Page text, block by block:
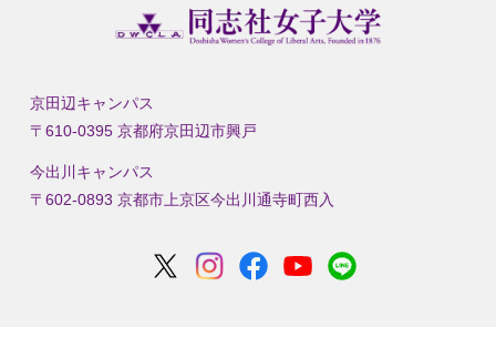
京田辺キャンパス
〒610-0395 京都府京田辺市興戸
今出川キャンパス
〒602-0893 京都市上京区今出川通寺町西入